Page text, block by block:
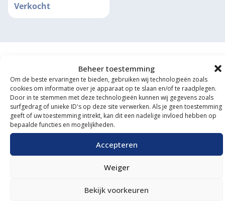
Beheer toestemming
Om de beste ervaringen te bieden, gebruiken wij technologieën zoals
cookies om informatie over je apparaat op te slaan en/of te raadplegen.
Door in te stemmen met deze technologieën kunnen wij gegevens zoals
surfgedrag of unieke ID's op deze site verwerken. Als je geen toestemming
geeft of uw toestemming intrekt, kan dit een nadelige invloed hebben op
bepaalde functies en mogelijkheden.
Accepteren
Weiger
Bekijk voorkeuren
Verkocht
Onze showroom
bezoeken?
De koffie staat klaar!
BEL ONS MAIL ONS